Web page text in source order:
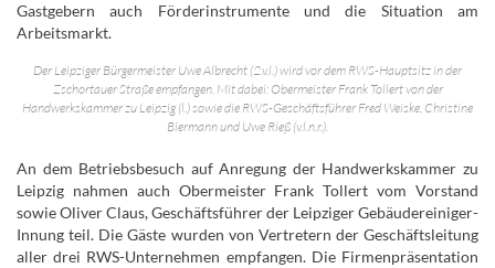
Gastgebern auch Förderinstrumente und die Situation am
Arbeitsmarkt.
Der Leipziger Bürgermeister Uwe Albrecht (2.v.l.) wird vor dem RWS-Hauptsitz in der
Zschortauer Straße empfangen. Mit dabei: Obermeister Frank Tollert von der
Handwerkskammer zu Leipzig (l.) sowie die RWS-Geschäftsführer Fred Weiske, Christine
Biermann und Uwe Rieß (v.l.n.r.).
An dem Betriebsbesuch auf Anregung der Handwerkskammer zu
Leipzig nahmen auch Obermeister Frank Tollert vom Vorstand
sowie Oliver Claus, Geschäftsführer der Leipziger Gebäudereiniger-
Innung teil. Die Gäste wurden von Vertretern der Geschäftsleitung
aller drei RWS-Unternehmen empfangen. Die Firmenpräsentation